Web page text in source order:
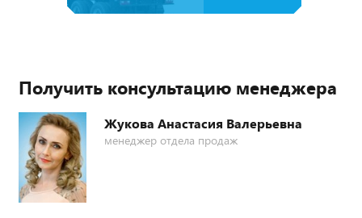
Получить консультацию менеджера
Жукова Анастасия Валерьевна
менеджер отдела продаж